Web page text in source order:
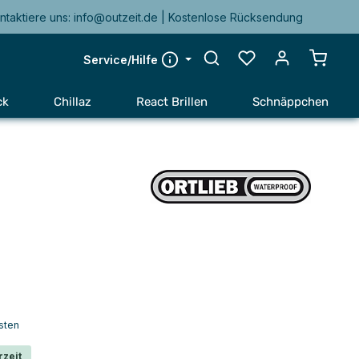
uns: info@outzeit.de | Kostenlose Rücksendung
Service/Hilfe
Chillaz React Brillen Schnäppchen